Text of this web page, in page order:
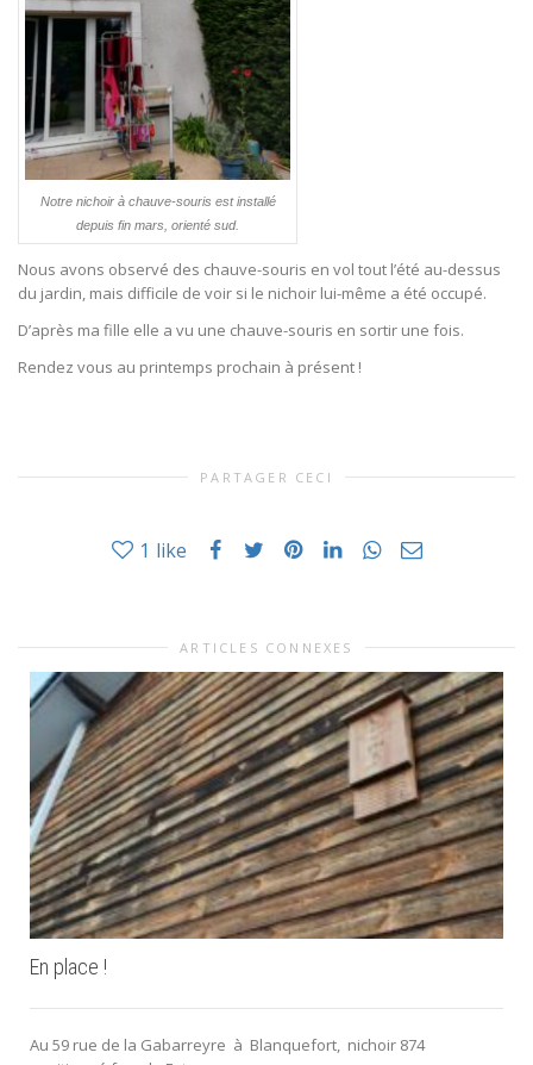
Notre nichoir à chauve-souris est installé
depuis fin mars, orienté sud.
Nous avons observé des chauve-souris en vol tout l’été au-dessus
du jardin, mais difficile de voir si le nichoir lui-même a été occupé.
D’après ma fille elle a vu une chauve-souris en sortir une fois.
Rendez vous au printemps prochain à présent !
PARTAGER CECI
1 like
ARTICLES CONNEXES
En place !
Au 59 rue de la Gabarreyre à Blanquefort, nichoir 874